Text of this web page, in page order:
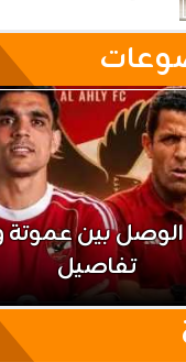
بين عموتة
تفاصيل